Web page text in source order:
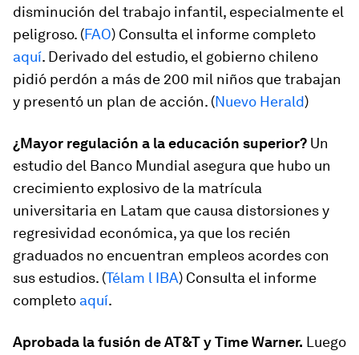
disminución del trabajo infantil, especialmente el
peligroso. (FAO) Consulta el informe completo
aquí. Derivado del estudio, el gobierno chileno
pidió perdón a más de 200 mil niños que trabajan
y presentó un plan de acción. (Nuevo Herald)
¿Mayor regulación a la educación superior? Un
estudio del Banco Mundial asegura que hubo un
crecimiento explosivo de la matrícula
universitaria en Latam que causa distorsiones y
regresividad económica, ya que los recién
graduados no encuentran empleos acordes con
sus estudios. (Télam l IBA) Consulta el informe
completo aquí.
Aprobada la fusión de AT&T y Time Warner. Luego